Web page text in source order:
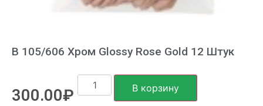
В 105/606 Хром Glossy Rose Gold 12 Штук
300.00₽ В корзину